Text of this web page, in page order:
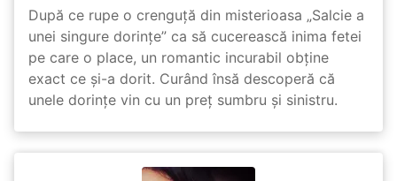
După ce rupe o crenguță din misterioasa „Salcie a
unei singure dorințe” ca să cucerească inima fetei
pe care o place, un romantic incurabil obține
exact ce și-a dorit. Curând însă descoperă că
unele dorințe vin cu un preț sumbru și sinistru.